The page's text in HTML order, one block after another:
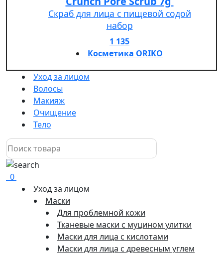
Скраб для лица с пищевой содой
набор
1 135
Косметика ORIKO
Уход за лицом
Волосы
Макияж
Очищение
Тело
0
Уход за лицом
Маски
Для проблемной кожи
Тканевые маски с муцином улитки
Маски для лица с кислотами
Маски для лица с древесным углем